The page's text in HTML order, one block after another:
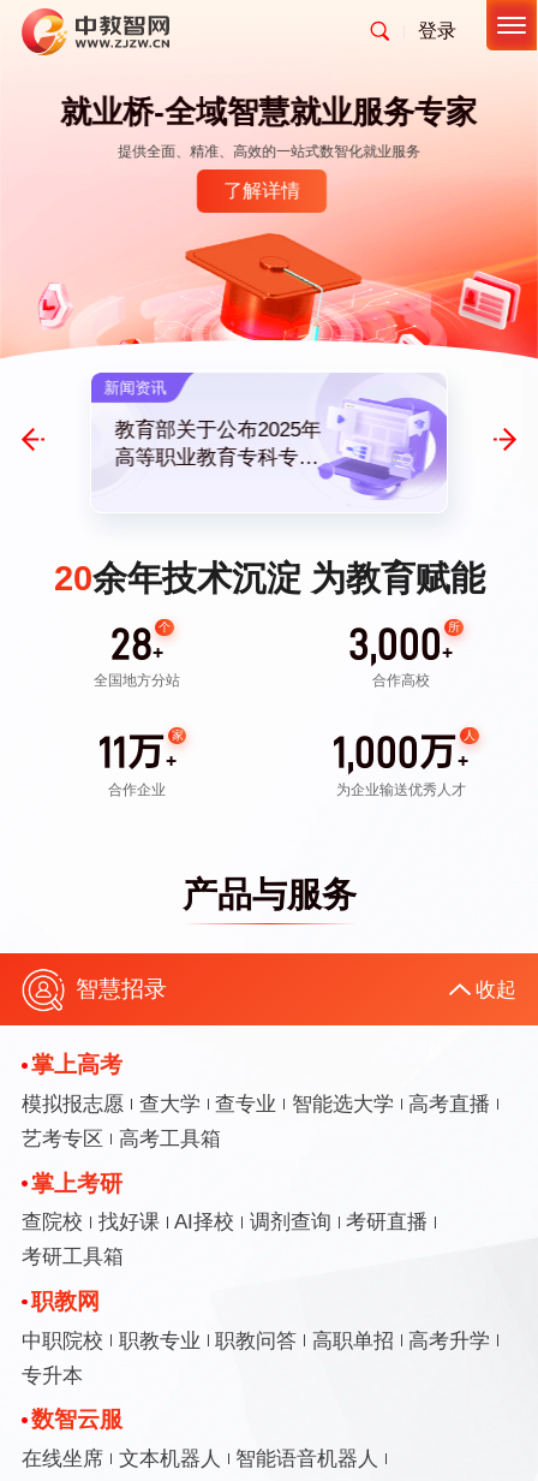
登录
首页
合作伙伴
了解我们
加入我们
首页
400 633 0111
帮助文档
-全域智慧就业服务专家
全面、精准、高效的一站式数智化就业服务
新闻资讯
教育部关于公布2025年
高等职业教育专科专业
卓越
——《
20余年技术沉淀 为教育赋能
28+
个
全国地方分站
3,000+
所
合作高校
11万+
家
合作企业
1,000万+
人
为企业输送优秀人才
产品与服务
智慧招录 收起
掌上高考
模拟报志愿 查大学 查专业 智能选大学
高考直播
艺考专区
高考工具箱
掌上考研
查院校 找好课 AI择校 调剂查询
考研直播
考研工具箱
职教网
中职院校 职教专业 职教问答 高职单招
高考升学
专升本
数智云服
在线坐席 文本机器人
智能语音机器人